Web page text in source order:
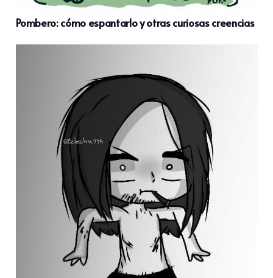
Pombero: cómo espantarlo y otras curiosas creencias